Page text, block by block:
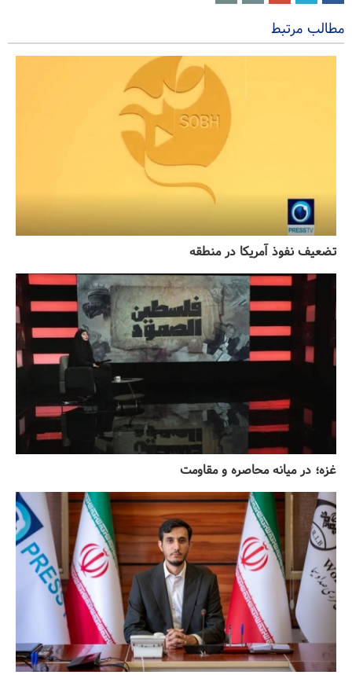
مطالب مرتبط
تضعیف نفوذ آمریکا در منطقه
غزه؛ در میانه محاصره و مقاومت